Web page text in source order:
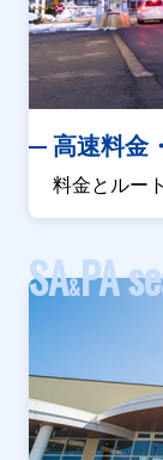
高速料金
料金とルー
SA&PA